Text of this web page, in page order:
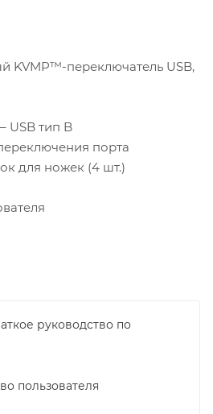
KVMP™-переключатель USB,
USB тип B
порта
для ножек (4 шт.)
руководство по
пользователя